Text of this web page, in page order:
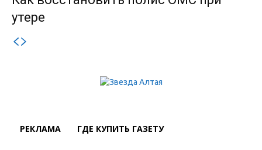
утере
РЕКЛАМА ГДЕ КУПИТЬ ГАЗЕТУ